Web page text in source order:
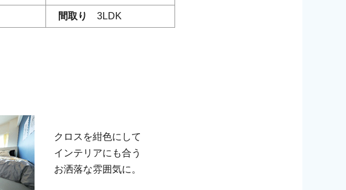
間取り 3LDK
クロスを紺色にして
インテリアにも合う
お洒落な雰囲気に。